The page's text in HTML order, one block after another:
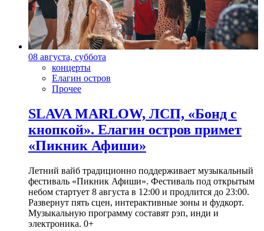
08 августа, суббота
концерты
Елагин остров
Прочее
SLAVA MARLOW, ЛСП, «Бонд с
кнопкой». Елагин остров примет
«Пикник Афиши»
Летний вайб традиционно поддерживает музыкальный
фестиваль «Пикник Афиши». Фестиваль под открытым
небом стартует 8 августа в 12:00 и продлится до 23:00.
Развернут пять сцен, интерактивные зоны и фудкорт.
Музыкальную программу составят рэп, инди и
электроника. 0+